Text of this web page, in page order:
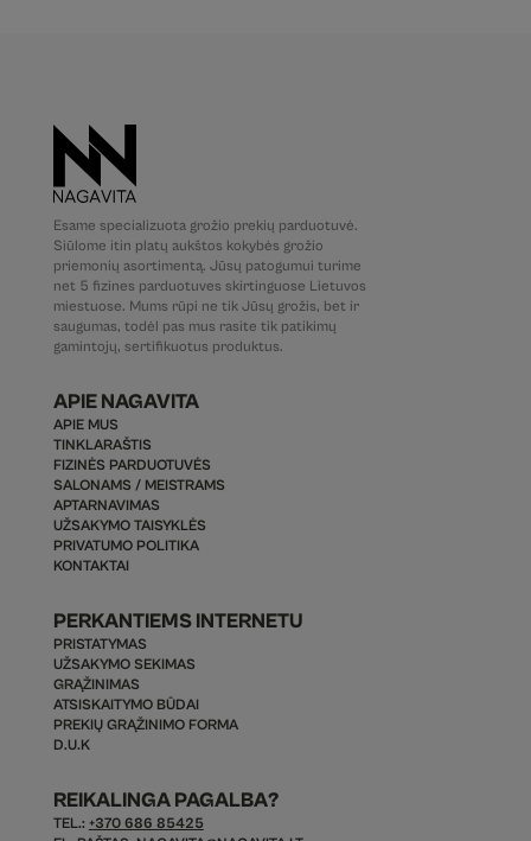
Esame specializuota grožio prekių parduotuvė.
Siūlome itin platų aukštos kokybės grožio
priemonių asortimentą. Jūsų patogumui turime
net 5 fizines parduotuves skirtinguose Lietuvos
miestuose. Mums rūpi ne tik Jūsų grožis, bet ir
saugumas, todėl pas mus rasite tik patikimų
gamintojų, sertifikuotus produktus.
APIE NAGAVITA
APIE MUS
TINKLARAŠTIS
FIZINĖS PARDUOTUVĖS
SALONAMS / MEISTRAMS
APTARNAVIMAS
UŽSAKYMO TAISYKLĖS
PRIVATUMO POLITIKA
KONTAKTAI
PERKANTIEMS INTERNETU
PRISTATYMAS
UŽSAKYMO SEKIMAS
GRĄŽINIMAS
ATSISKAITYMO BŪDAI
PREKIŲ GRĄŽINIMO FORMA
D.U.K
REIKALINGA PAGALBA?
TEL.: +370 686 85425